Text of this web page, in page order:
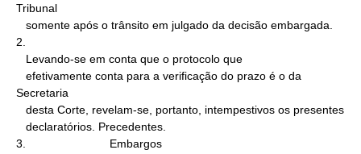
Tribunal
2.
Secretaria
3.                          Embargos